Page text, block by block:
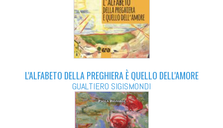
L'ALFABETO DELLA PREGHIERA È QUELLO DELL'AMORE
GUALTIERO SIGISMONDI